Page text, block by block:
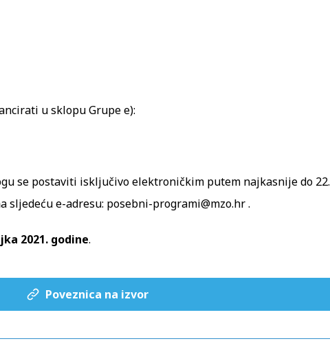
u sklopu Grupe e):
se postaviti isključivo elektroničkim putem najkasnije do 22.
sljedeću e-adresu: posebni-programi@mzo.hr.
2021. godine.
Poveznica na izvor